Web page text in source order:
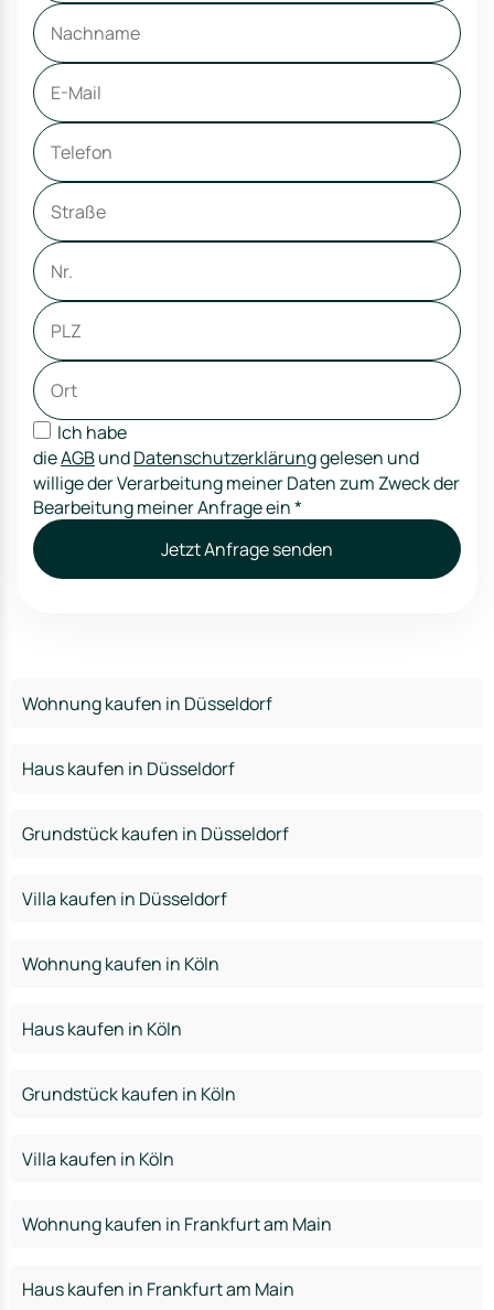
Ich habe
dieAGBundDatenschutzerklärunggelesen und
willige der Verarbeitung meiner Daten zum Zweck der
Bearbeitung meiner Anfrage ein*
Jetzt Anfrage senden
Wohnung kaufen in Düsseldorf
Haus kaufen in Düsseldorf
Grundstück kaufen in Düsseldorf
Villa kaufen in Düsseldorf
Wohnung kaufen in Köln
Haus kaufen in Köln
Grundstück kaufen in Köln
Villa kaufen in Köln
Wohnung kaufen in Frankfurt am Main
Haus kaufen in Frankfurt am Main